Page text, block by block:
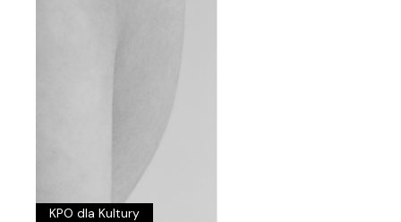
KPO dla Kultury